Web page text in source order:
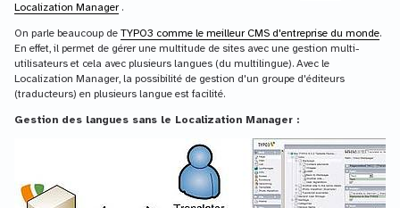
Localization Manager.
On parle beaucoup de TYPO3 comme le meilleur CMS d'entreprise du monde.
En effet, il permet de gérer une multitude de sites avec une gestion multi-
utilisateurs et cela avec plusieurs langues (du multilingue). Avec le
Localization Manager, la possibilité de gestion d'un groupe d'éditeurs
(traducteurs) en plusieurs langue est facilité.
Gestion des langues sans le Localization Manager :